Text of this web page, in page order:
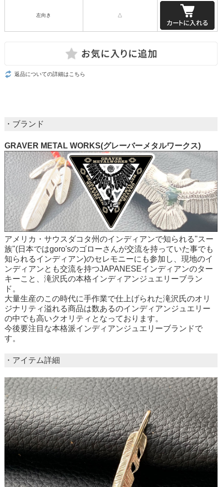
左向き △
返品についての詳細はこちら
・ブランド
GRAVER METAL WORKS(グレーバーメタルワークス)
アメリカ・サウスダコタ州のインディアンで知られる"スー
族"(日本ではgoro'sのゴローさんが交流を持っていた事でも
知られるインディアン)のセレモニーにも参加し、現地のイ
ンディアンとも交流を持つJAPANESEインディアンのター
キーこと、滝沢氏の本格インディアンジュエリーブラン
ド。
大量生産のこの時代に手作業で仕上げられた滝沢氏のオリ
ジナリティ溢れる商品は数あるのインディアンジュエリー
の中でも高いクオリティとなっております。
今後要注目な本格派インディアンジュエリーブランドで
す。
・アイテム詳細